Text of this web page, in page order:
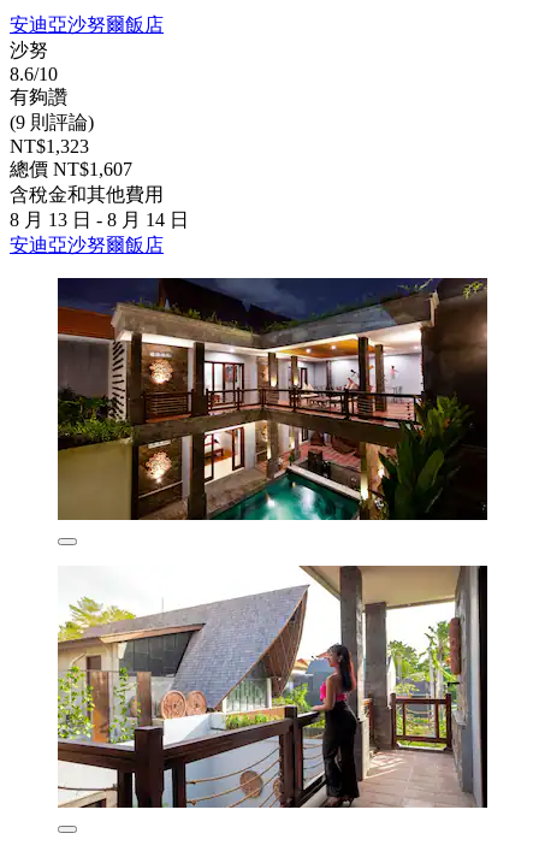
安迪亞沙努爾飯店
沙努
8.6/10
有夠讚
(9 則評論)
NT$1,323
總價 NT$1,607
含稅金和其他費用
8 月 13 日 - 8 月 14 日
安迪亞沙努爾飯店